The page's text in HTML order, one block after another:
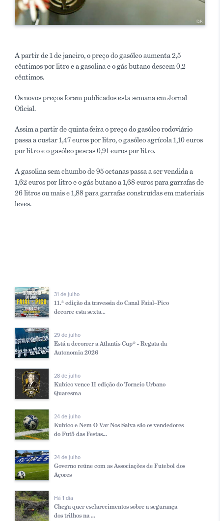
A partir de 1 de janeiro, o preço do gasóleo aumenta 2,5
cêntimos por litro e a gasolina e o gás butano descem 0,2
cêntimos.
Os novos preços foram publicados esta semana em Jornal
Oficial.
Assim a partir de quinta-feira o preço do gasóleo rodoviário
passa a custar 1,47 euros por litro, o gasóleo agrícola 1,10 euros
por litro e o gasóleo pescas 0,91 euros por litro.
A gasolina sem chumbo de 95 octanas passa a ser vendida a
1,62 euros por litro e o gás butano a 1,68 euros para garrafas de
26 litros ou mais e 1,88 para garrafas construídas em materiais
leves.
31 de julho
11.ª edição da travessia do Canal Faial–Pico
decorre esta sexta...
29 de julho
Está a decorrer a Atlantis Cup® - Regata da
Autonomia 2026
28 de julho
Kubico vence II edição do Torneio Urbano
Quaresma
24 de julho
Kubico e Nem O Var Nos Salva são os vendedores
do Fut5 das Festas...
24 de julho
Governo reúne com as Associações de Futebol dos
Açores
Há 1 dia
Chega quer esclarecimentos sobre a segurança
dos trilhos na ...